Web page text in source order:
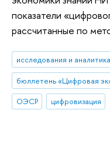
показатели
рассчитанные по
исследования и аналитика
бюллетень «Цифровая
ОЭСР
цифровизация